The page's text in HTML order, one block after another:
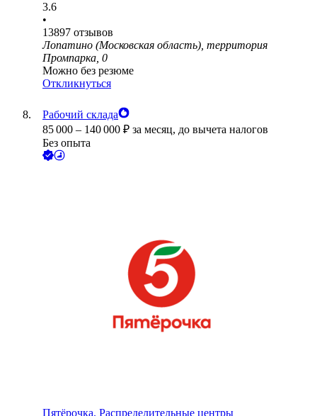
3.6
•
13897 отзывов
Лопатино (Московская область), территория
Промпарка, 0
Можно без резюме
Откликнуться
Рабочий склада
85 000 – 140 000 ₽ за месяц, до вычета налогов
Без опыта
Пятёрочка. Распределительные центры